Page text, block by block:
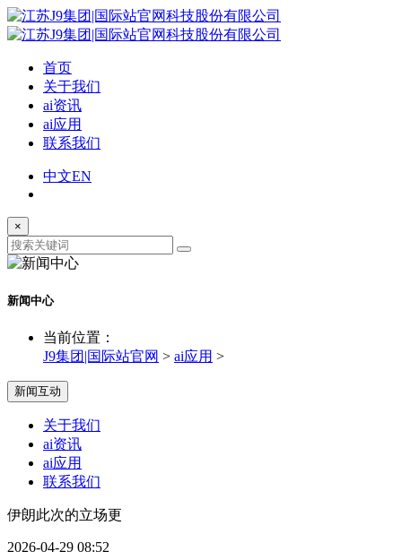
首页
关于我们
ai资讯
ai应用
联系我们
中文EN
×
新闻中心
当前位置：
J9集团|国际站官网 > ai应用 >
新闻互动
关于我们
ai资讯
ai应用
联系我们
伊朗此次的立场更
2026-04-29 08:52